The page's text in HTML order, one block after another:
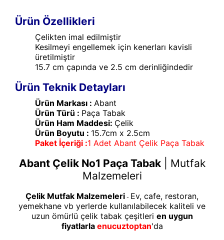
Ürün Özellikleri
Çelikten imal edilmiştir
Kesilmeyi engellemek için kenerları kavisli
üretilmiştir
15.7 cm çapında ve 2.5 cm derinliğindedir
Ürün Teknik Detayları
Ürün Markası : Abant
Ürün Türü : Paça Tabak
Ürün Ham Maddesi: Çelik
Ürün Boyutu : 15.7cm x 2.5cm
Paket İçeriği :1 Adet Abant Çelik Paça Tabak
Abant Çelik No1 Paça Tabak| Mutfak
Malzemeleri
Çelik Mutfak Malzemeleri - Ev, cafe, restoran,
yemekhane vb yerlerde kullanılabilecek kaliteli ve
uzun ömürlü çelik tabak çeşitleri en uygun
fiyatlarla enucuztoptan'da